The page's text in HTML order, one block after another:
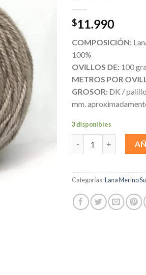
$11.990
COMPOSICIÓN:
100%
OVILLOS DE: 100
METROS POR
GROSOR: DK /
mm.
3 disponibles
Categorías:Lana Merino